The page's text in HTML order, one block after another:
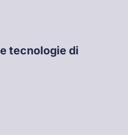
tecnologie di